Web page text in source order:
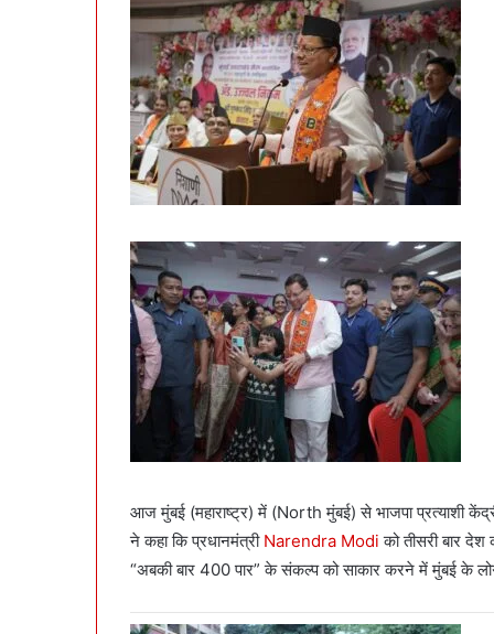
आज मुंबई (महाराष्ट्र) में (North मुंबई) से भाजपा प्रत्याशी
ने कहा कि प्रधानमंत्री Narendra Modi को तीसरी बार
“अबकी बार 400 पार” के संकल्प को साकार करने में मुंबई के लोगों